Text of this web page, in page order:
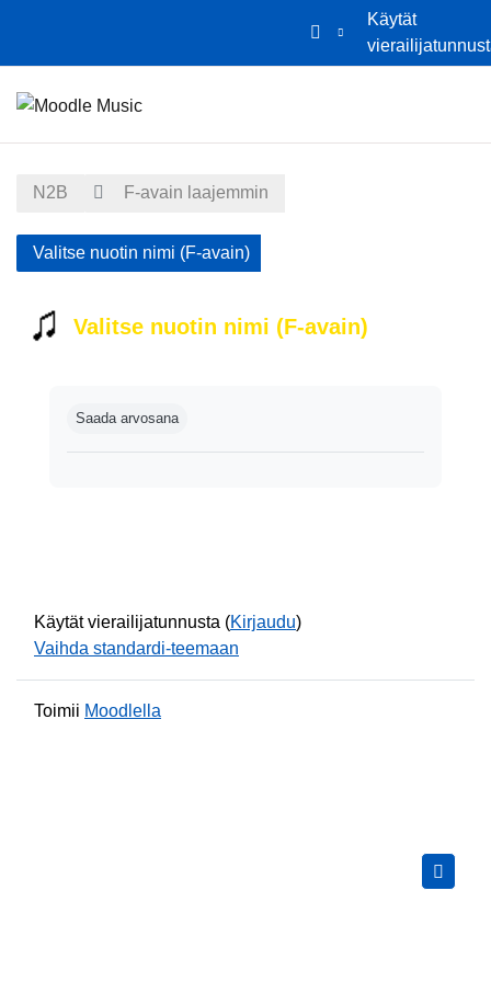
Käytät
N2B F-avain laajemmin
Valitse nuotin nimi (F-avain)
Valitse nuotin nimi (F-avain)
Saada arvosana
Käytät vierailijatunnusta (Kirjaudu)
Vaihda standardi-teemaan
Toimii Moodlella